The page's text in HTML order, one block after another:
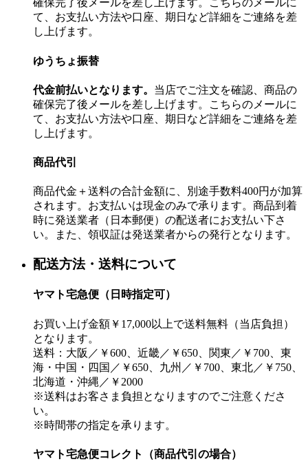
確保完了後メールを差し上げます。こちらのメールに
て、お支払い方法や口座、期日など詳細をご連絡を差
し上げます。
ゆうちょ振替
代金前払いとなります。 当店でご注文を確認、商品の
確保完了後メールを差し上げます。こちらのメールに
て、お支払い方法や口座、期日など詳細をご連絡を差
し上げます。
商品代引
商品代金＋送料の合計金額に、別途手数料400円が加算
されます。お支払いは現金のみで承ります。商品到着
時に発送業者（日本郵便）の配送者にお支払い下さ
い。また、領収証は発送業者からの発行となります。
配送方法・送料について
ヤマト宅急便（日時指定可）
お買い上げ金額￥17,000以上で送料無料（当店負担）
となります。
送料：大阪／￥600、近畿／￥650、関東／￥700、東
海・中国・四国／￥650、九州／￥700、東北／￥750、
北海道・沖縄／￥2000
※送料はお客さま負担となりますのでご注意くださ
い。
※時間帯の指定を承ります。
ヤマト宅急便コレクト（商品代引の場合）